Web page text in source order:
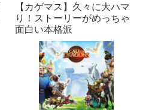
【カゲマス】久々に大ハマ
り！ストーリーがめっちゃ
面白い本格派